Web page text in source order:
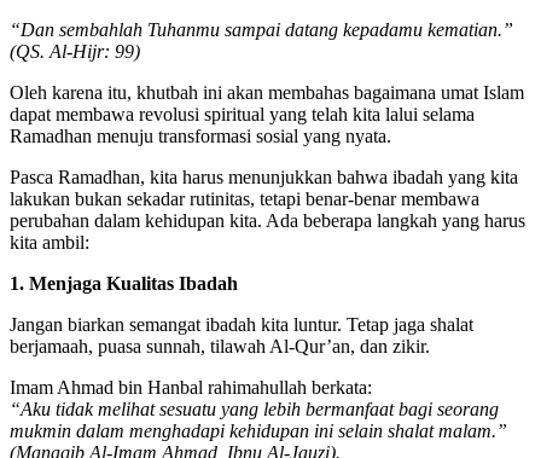
“Dan sembahlah Tuhanmu sampai datang kepadamu kematian.”
(QS. Al-Hijr: 99)
Oleh karena itu, khutbah ini akan membahas bagaimana umat Islam
dapat membawa revolusi spiritual yang telah kita lalui selama
Ramadhan menuju transformasi sosial yang nyata.
Pasca Ramadhan, kita harus menunjukkan bahwa ibadah yang kita
lakukan bukan sekadar rutinitas, tetapi benar-benar membawa
perubahan dalam kehidupan kita. Ada beberapa langkah yang harus
kita ambil:
1. Menjaga Kualitas Ibadah
Jangan biarkan semangat ibadah kita luntur. Tetap jaga shalat
berjamaah, puasa sunnah, tilawah Al-Qur’an, dan zikir.
Imam Ahmad bin Hanbal rahimahullah berkata:
“Aku tidak melihat sesuatu yang lebih bermanfaat bagi seorang
mukmin dalam menghadapi kehidupan ini selain shalat malam.”
(Manaqib Al-Imam Ahmad, Ibnu Al-Jauzi).